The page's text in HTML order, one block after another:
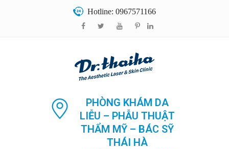
Hotline: 0967571166
PHÒNG KHÁM DA
LIỄU – PHẪU THUẬT
THẨM MỸ – BÁC SỸ
THÁI HÀ